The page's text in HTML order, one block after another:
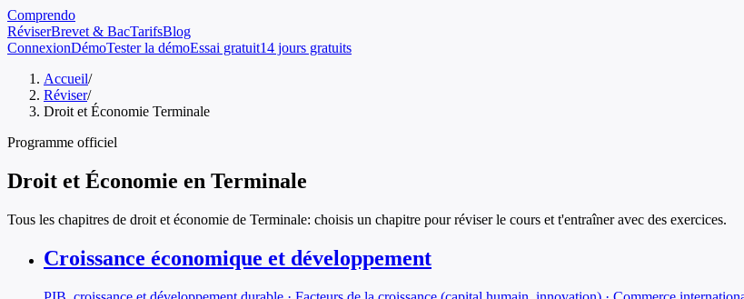
Comprendo
RéviserBrevet & BacTarifsBlog
ConnexionDémoTester la démoEssai gratuit14 jours gratuits
Accueil/
Réviser/
Droit et Économie Terminale
Programme officiel
Droit et Économie en Terminale
Tous les chapitres de droit et économie de Terminale: choisis un chapitre pour réviser le cours et t'entraîner avec des exercices.
Croissance économique et développement